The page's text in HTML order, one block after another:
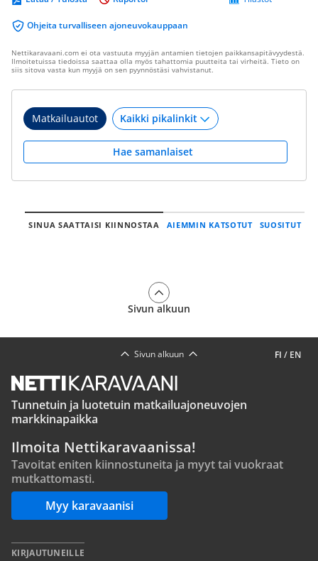
Ohjeita turvalliseen ajoneuvokauppaan
Nettikaravaani.com ei ota vastuuta myyjän antamien tietojen paikkansapitävyydestä.
Ilmoitetuissa tiedoissa saattaa olla myös tahattomia puutteita tai virheitä. Tieto on
siis sitova vasta kun myyjä on sen pyynnöstäsi vahvistanut.
Matkailuautot
Hae samanlaiset
SINUA SAATTAISI KIINNOSTAA AIEMMIN KATSOTUT SUOSITUT
Sivun alkuun
FI / EN
Sivun alkuun
Tunnetuin ja luotetuin matkailuajoneuvojen
markkinapaikka
Ilmoita Nettikaravaanissa!
Tavoitat eniten kiinnostuneita ja myyt tai vuokraat
mutkattomasti.
Myy karavaanisi
KIRJAUTUNEILLE